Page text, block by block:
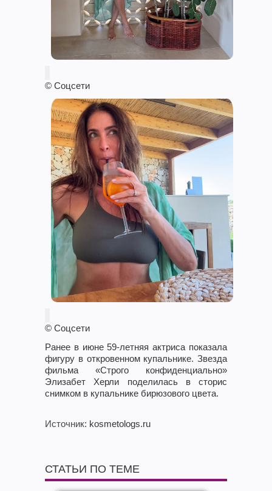
© Соцсети
© Соцсети
Ранее в июне 59-летняя актриса показала
фигуру в откровенном купальнике. Звезда
фильма «Строго конфиденциально»
Элизабет Херли поделилась в сторис
снимком в купальнике бирюзового цвета.
Источник: kosmetologs.ru
СТАТЬИ ПО ТЕМЕ